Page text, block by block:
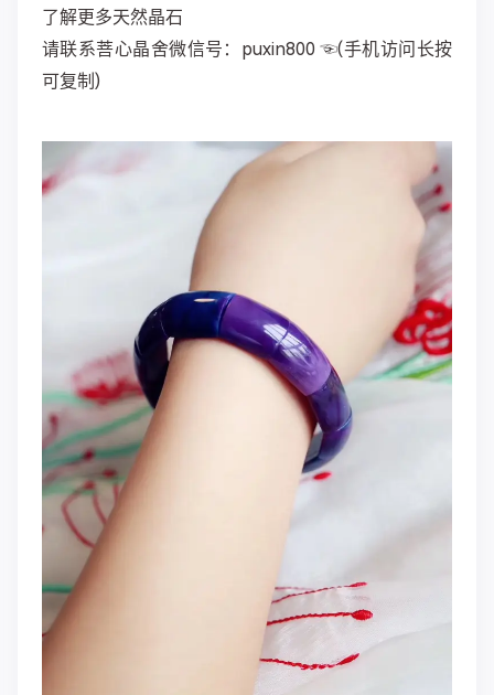
了解更多天然晶石
请联系菩心晶舍微信号：puxin800 ☜(手机访问长按
可复制)